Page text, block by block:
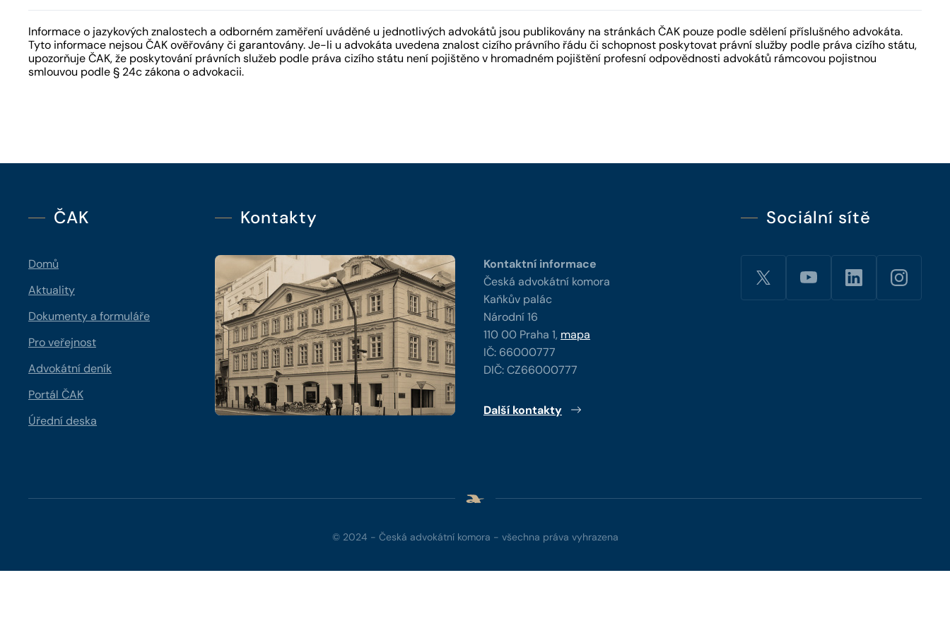
Informace o jazykových znalostech a odborném zaměření uváděné u jednotlivých advokátů jsou publikovány na stránkách ČAK pouze podle sdělení příslušného advokáta.
Tyto informace nejsou ČAK ověřovány či garantovány. Je-li u advokáta uvedena znalost cizího právního řádu či schopnost poskytovat právní služby podle práva cizího státu,
upozorňuje ČAK, že poskytování právních služeb podle práva cizího státu není pojištěno v hromadném pojištění profesní odpovědnosti advokátů rámcovou pojistnou
smlouvou podle § 24c zákona o advokacii.
ČAK
Domů
Aktuality
Dokumenty a formuláře
Pro veřejnost
Advokátní deník
Portál ČAK
Úřední deska
Kontakty
Kontaktní informace
Česká advokátní komora
Kaňkův palác
Národní 16
110 00 Praha 1, mapa
IČ: 66000777
DIČ: CZ66000777
Další kontakty
Sociální sítě
© 2024 - Česká advokátní komora - všechna práva vyhrazena